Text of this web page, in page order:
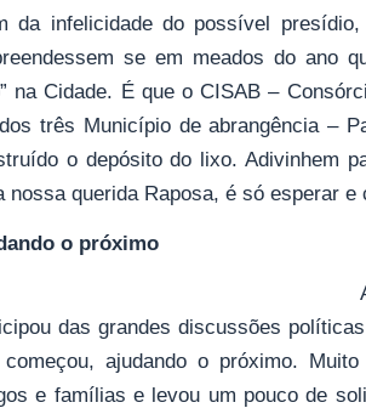
da infelicidade do possível
se em meados do ano
na Cidade. É que o CISAB –
três Município de abrangência –
o depósito do lixo. Adivinhem
nossa querida Raposa, é só esperar e
o próximo
das grandes discussões
começou, ajudando o próximo.
e famílias e levou um pouco de